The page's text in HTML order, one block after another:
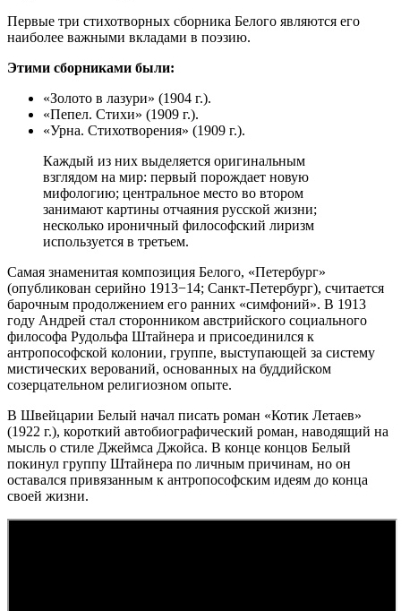
Первые три стихотворных сборника Белого являются его
наиболее важными вкладами в поэзию.
Этими сборниками были:
«Золото в лазури» (1904 г.).
«Пепел. Стихи» (1909 г.).
«Урна. Стихотворения» (1909 г.).
Каждый из них выделяется оригинальным
взглядом на мир: первый порождает новую
мифологию; центральное место во втором
занимают картины отчаяния русской жизни;
несколько ироничный философский лиризм
используется в третьем.
Самая знаменитая композиция Белого, «Петербург»
(опубликован серийно 1913−14; Санкт-Петербург), считается
барочным продолжением его ранних «симфоний». В 1913
году Андрей стал сторонником австрийского социального
философа Рудольфа Штайнера и присоединился к
антропософской колонии, группе, выступающей за систему
мистических верований, основанных на буддийском
созерцательном религиозном опыте.
В Швейцарии Белый начал писать роман «Котик Летаев»
(1922 г.), короткий автобиографический роман, наводящий на
мысль о стиле Джеймса Джойса. В конце концов Белый
покинул группу Штайнера по личным причинам, но он
оставался привязанным к антропософским идеям до конца
своей жизни.